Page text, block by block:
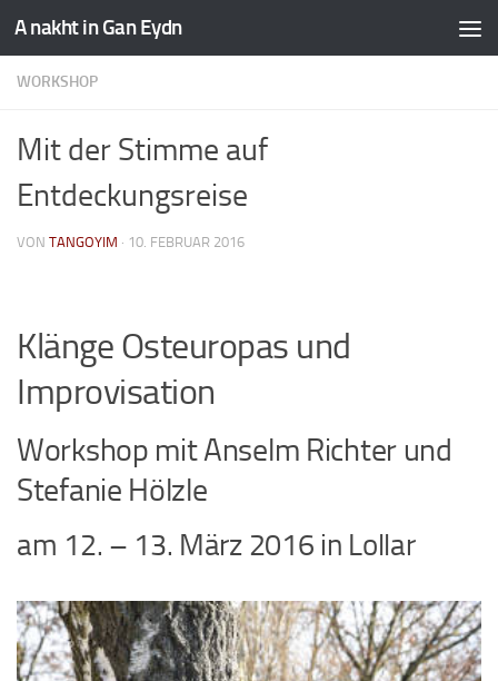
A nakht in Gan Eydn
WORKSHOP
Mit der Stimme auf
Entdeckungsreise
VON TANGOYIM · 10. FEBRUAR 2016
Klänge Osteuropas und
Improvisation
Workshop mit Anselm Richter und
Stefanie Hölzle
am 12. – 13. März 2016 in Lollar